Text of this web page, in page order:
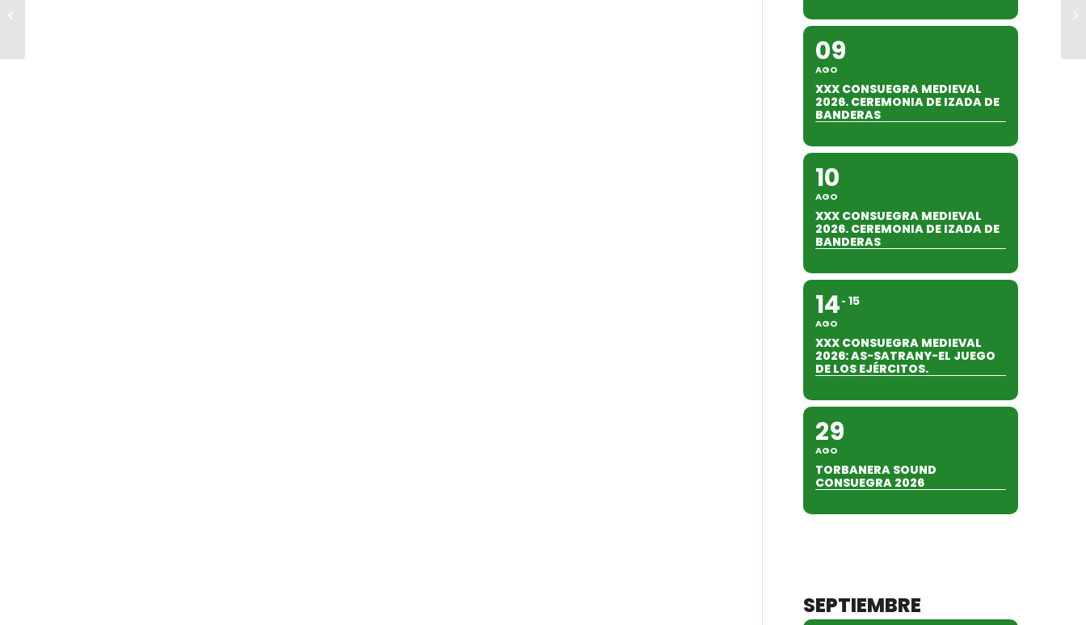
09
AGO
XXX CONSUEGRA MEDIEVAL
2026. CEREMONIA DE IZADA DE
BANDERAS
10
AGO
XXX CONSUEGRA MEDIEVAL
2026. CEREMONIA DE IZADA DE
BANDERAS
14
AGO
15
XXX CONSUEGRA MEDIEVAL
2026: AS-SATRANY-EL JUEGO
DE LOS EJÉRCITOS.
29
AGO
TORBANERA SOUND
CONSUEGRA 2026
SEPTIEMBRE